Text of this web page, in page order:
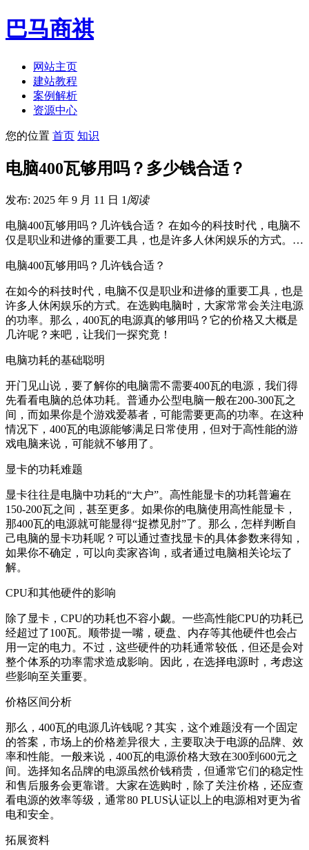
巴马商祺
网站主页
建站教程
案例解析
资源中心
您的位置 首页 知识
电脑400瓦够用吗？多少钱合适？
发布: 2025 年 9 月 11 日 1 阅读
电脑400瓦够用吗？几许钱合适？ 在如今的科技时代，电脑不
仅是职业和进修的重要工具，也是许多人休闲娱乐的方式。…
电脑400瓦够用吗？几许钱合适？
在如今的科技时代，电脑不仅是职业和进修的重要工具，也是
许多人休闲娱乐的方式。在选购电脑时，大家常常会关注电源
的功率。那么，400瓦的电源真的够用吗？它的价格又大概是
几许呢？来吧，让我们一探究竟！
电脑功耗的基础聪明
开门见山说，要了解你的电脑需不需要400瓦的电源，我们得
先看看电脑的总体功耗。普通办公型电脑一般在200-300瓦之
间，而如果你是个游戏爱慕者，可能需要更高的功率。在这种
情况下，400瓦的电源能够满足日常使用，但对于高性能的游
戏电脑来说，可能就不够用了。
显卡的功耗难题
显卡往往是电脑中功耗的“大户”。高性能显卡的功耗普遍在
150-200瓦之间，甚至更多。如果你的电脑使用高性能显卡，
那400瓦的电源就可能显得“捉襟见肘”了。那么，怎样判断自
己电脑的显卡功耗呢？可以通过查找显卡的具体参数来得知，
如果你不确定，可以向卖家咨询，或者通过电脑相关论坛了
解。
CPU和其他硬件的影响
除了显卡，CPU的功耗也不容小觑。一些高性能CPU的功耗已
经超过了100瓦。顺带提一嘴，硬盘、内存等其他硬件也会占
用一定的电力。不过，这些硬件的功耗通常较低，但还是会对
整个体系的功率需求造成影响。因此，在选择电源时，考虑这
些影响至关重要。
价格区间分析
那么，400瓦的电源几许钱呢？其实，这个难题没有一个固定
的答案，市场上的价格差异很大，主要取决于电源的品牌、效
率和性能。一般来说，400瓦的电源价格大致在300到600元之
间。选择知名品牌的电源虽然价钱稍贵，但通常它们的稳定性
和售后服务会更靠谱。大家在选购时，除了关注价格，还应查
看电源的效率等级，通常80 PLUS认证以上的电源相对更为省
电和安全。
拓展资料